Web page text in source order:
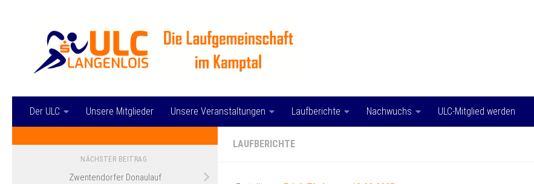
Der ULC Unsere Mitglieder Unsere Veranstaltungen Laufberichte Nachwuchs ULC-Mitglied werden
LAUFBERICHTE
NÄCHSTER BEITRAG
Zwentendorfer Donaulauf